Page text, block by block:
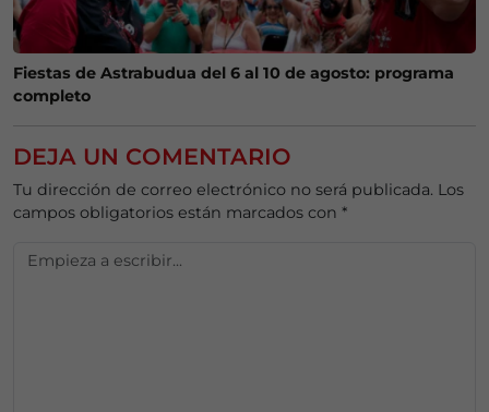
Fiestas de Astrabudua del 6 al 10 de agosto: programa
completo
DEJA UN COMENTARIO
Tu dirección de correo electrónico no será publicada. Los
campos obligatorios están marcados con *